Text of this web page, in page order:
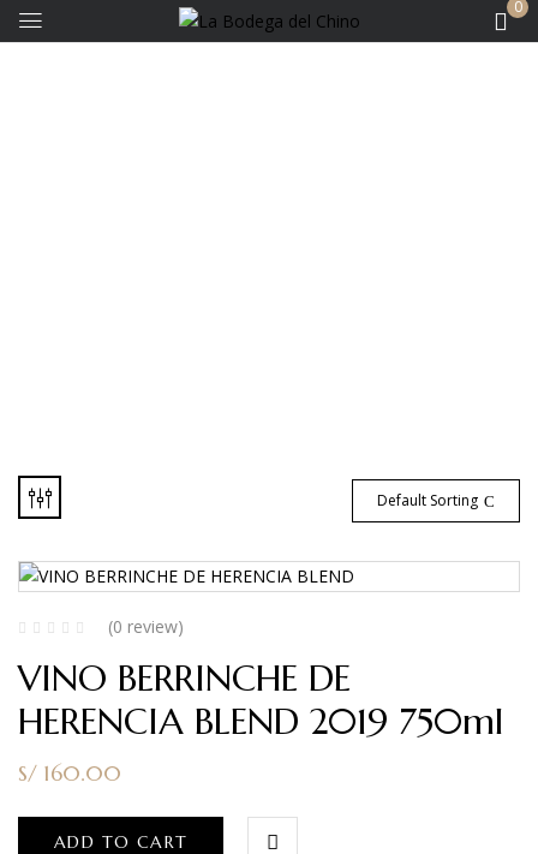
0
Default Sorting
(0 review)
VINO BERRINCHE DE
HERENCIA BLEND 2019 750ml
S/ 160.00
ADD TO CART